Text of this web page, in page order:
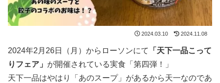
2024.03.10 2024.11.08
2024年2月26日（月）からローソンにて
「天下一品こって
りフェア」 が開催されている実食「第四弾！」
天下一品はやはり「あのスープ」があるから天一なのであ